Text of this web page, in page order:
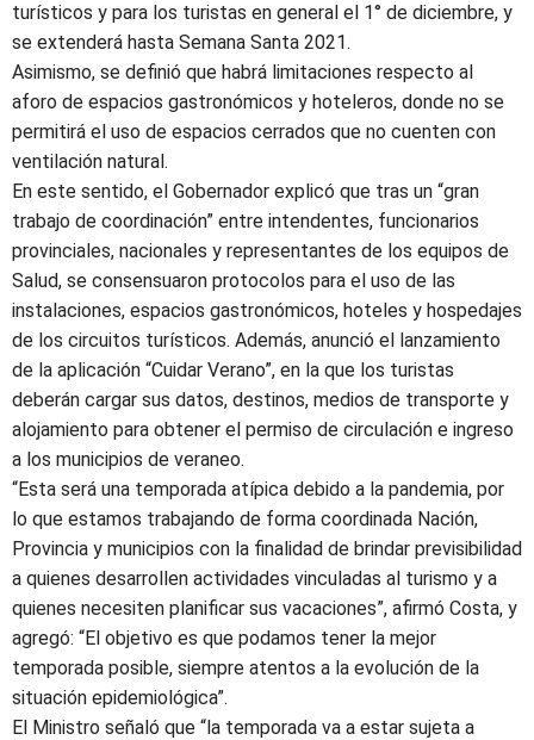
turísticos y para los turistas en general el 1° de diciembre, y
se extenderá hasta Semana Santa 2021.
Asimismo, se definió que habrá limitaciones respecto al
aforo de espacios gastronómicos y hoteleros, donde no se
permitirá el uso de espacios cerrados que no cuenten con
ventilación natural.
En este sentido, el Gobernador explicó que tras un “gran
trabajo de coordinación” entre intendentes, funcionarios
provinciales, nacionales y representantes de los equipos de
Salud, se consensuaron protocolos para el uso de las
instalaciones, espacios gastronómicos, hoteles y hospedajes
de los circuitos turísticos. Además, anunció el lanzamiento
de la aplicación “Cuidar Verano”, en la que los turistas
deberán cargar sus datos, destinos, medios de transporte y
alojamiento para obtener el permiso de circulación e ingreso
a los municipios de veraneo.
“Esta será una temporada atípica debido a la pandemia, por
lo que estamos trabajando de forma coordinada Nación,
Provincia y municipios con la finalidad de brindar previsibilidad
a quienes desarrollen actividades vinculadas al turismo y a
quienes necesiten planificar sus vacaciones”, afirmó Costa, y
agregó: “El objetivo es que podamos tener la mejor
temporada posible, siempre atentos a la evolución de la
situación epidemiológica”.
El Ministro señaló que “la temporada va a estar sujeta a